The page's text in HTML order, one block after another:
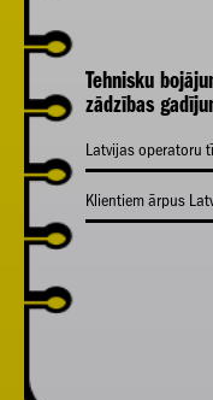
Tehnisku
zādzības
Latvijas operatoru
Klientiem ārpus